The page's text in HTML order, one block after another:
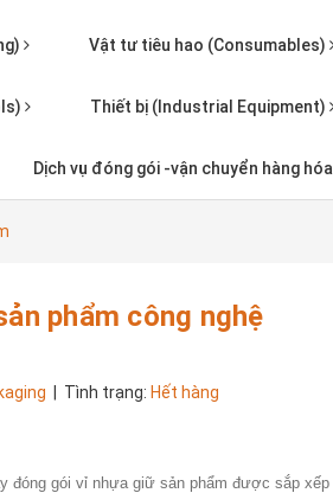
Vật tư tiêu hao (Consumables)
Thiết bị (Industrial Equipment)
Dịch vụ đóng gói -vận chuyển hàng hóa
phẩm công nghệ
| Tình trạng: Hết hàng
đóng gói vỉ nhựa giữ sản phẩm được sắp xếp